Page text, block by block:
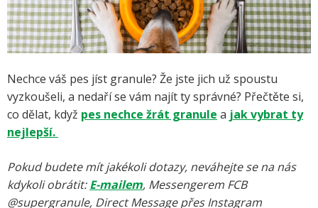
Nechce váš pes jíst granule? Že jste jich už spoustu
vyzkoušeli, a nedaří se vám najít ty správné? Přečtěte si,
co dělat, když pes nechce žrát granule a jak vybrat ty
nejlepší.
Pokud budete mít jakékoli dotazy, neváhejte se na nás
kdykoli obrátit:E-mailem, Messengerem FCB
@supergranule, Direct Message přes Instagram